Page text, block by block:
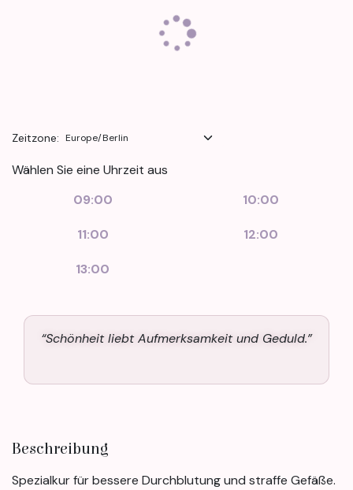
Zeitzone:
Wählen Sie eine Uhrzeit aus
09:00
10:00
11:00 12:00
13:00
“Schönheit liebt Aufmerksamkeit und Geduld.”
Beschreibung
Spezialkur für bessere Durchblutung und straffe Gefäße.